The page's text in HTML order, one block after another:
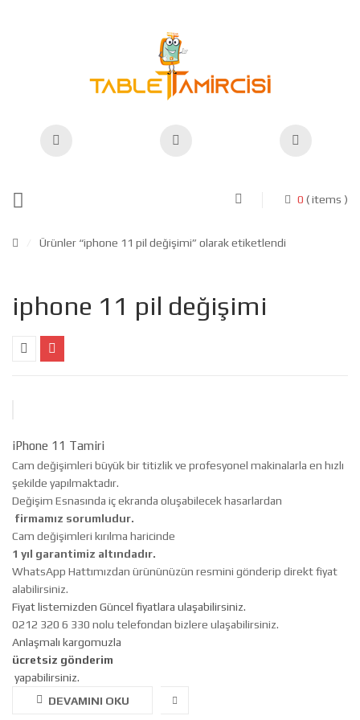
0 ( items )
Ürünler “iphone 11 pil değişimi” olarak etiketlendi
iphone 11 pil değişimi
iPhone 11 Tamiri
Cam değişimleri büyük bir titizlik ve profesyonel makinalarla en hızlı
şekilde yapılmaktadır.
Değişim Esnasında iç ekranda oluşabilecek hasarlardan
firmamız sorumludur.
Cam değişimleri kırılma haricinde
1 yıl garantimiz altındadır.
WhatsApp Hattımızdan ürününüzün resmini gönderip direkt fiyat
alabilirsiniz.
Fiyat listemizden Güncel fiyatlara ulaşabilirsiniz.
0212 320 6 330 nolu telefondan bizlere ulaşabilirsiniz.
Anlaşmalı kargomuzla
ücretsiz gönderim
yapabilirsiniz.
DEVAMINI OKU